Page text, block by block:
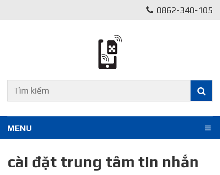
0862-340-105
MENU
cài đặt trung tâm tin nhắn